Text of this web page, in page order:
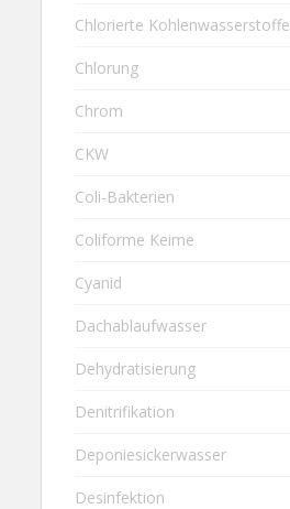
Chlorierte Kohlenwasserstoffe
Chlorung
Chrom
CKW
Coli-Bakterien
Coliforme Keime
Cyanid
Dachablaufwasser
Dehydratisierung
Denitrifikation
Deponiesickerwasser
Desinfektion